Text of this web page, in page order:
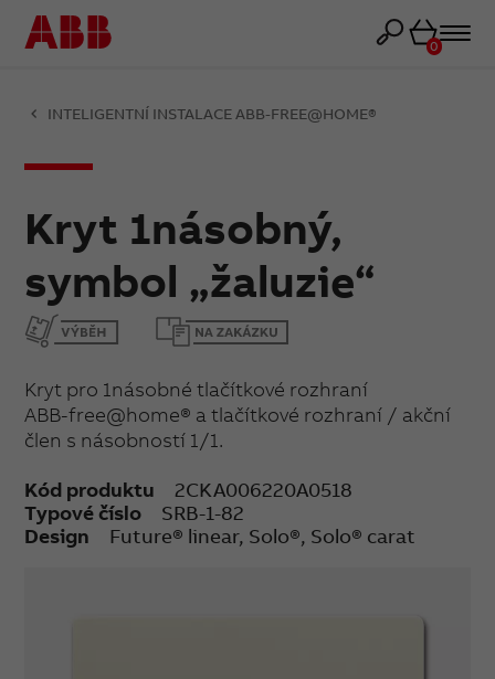
Košík
0
INTELIGENTNÍ INSTALACE ABB-FREE@HOME®
Kryt 1násobný,
symbol „žaluzie“
Kryt pro 1násobné tlačítkové rozhraní
ABB-free@home® a tlačítkové rozhraní / akční
člen s násobností 1/1.
Kód produktu
2CKA006220A0518
Typové číslo
SRB-1-82
Design
Future® linear, Solo®, Solo® carat